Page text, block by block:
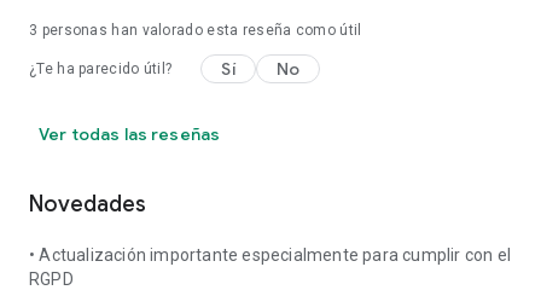
3 personas han valorado esta reseña como útil
¿Te ha parecido útil? Sí No
Ver todas las reseñas
Novedades
• Actualización importante especialmente para cumplir con el
RGPD